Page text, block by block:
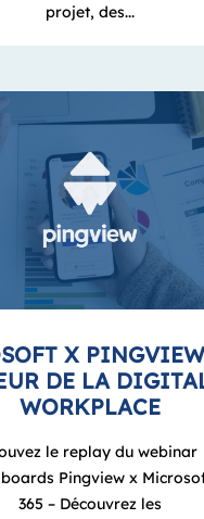
projet, des...
X
DE LA
WORKPLACE
le replay du
Pingview x
365 – Découvrez les